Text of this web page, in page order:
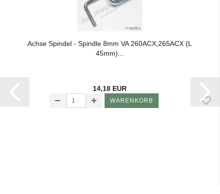
Achse Spin­del - Spind­le 8mm VA 260ACX,265ACX (L
45mm)...
14,18 EUR
WARENKORB